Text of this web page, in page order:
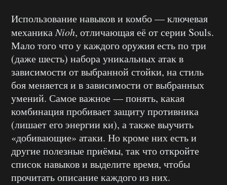
Использование навыков и комбо — ключевая
механикаNioh, отличающая её от серии Souls.
Мало того что у каждого оружия есть по три
(даже шесть) набора уникальных атак в
зависимости от выбранной стойки, на стиль
боя меняется и в зависимости от выбранных
умений. Самое важное — понять, какая
комбинация пробивает защиту противника
(лишает его энергии ки), а также выучить
«добивающие» атаки. Но кроме них есть и
другие полезные приёмы, так что откройте
список навыков и выделите время, чтобы
прочитать описание каждого из них.